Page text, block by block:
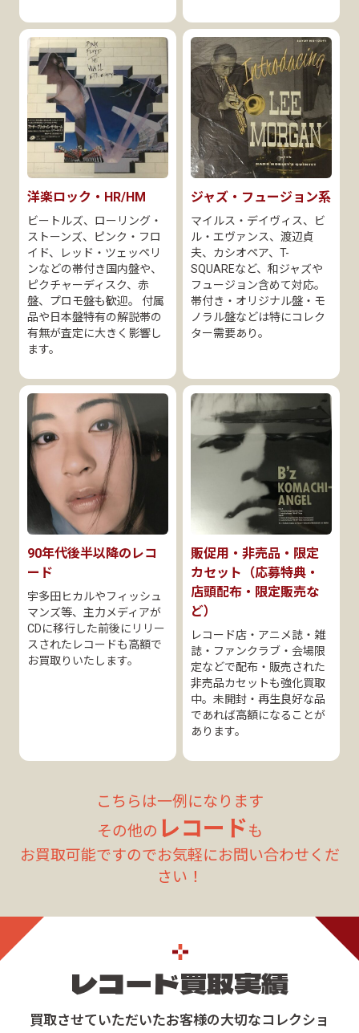
洋楽ロック・HR/HM
ビートルズ、ローリング・
ストーンズ、ピンク・フロ
イド、レッド・ツェッペリ
ンなどの帯付き国内盤や、
ピクチャーディスク、赤
盤、プロモ盤も歓迎。 付属
品や日本盤特有の解説帯の
有無が査定に大きく影響し
ます。
ジャズ・フュージョン系
マイルス・デイヴィス、ビ
ル・エヴァンス、渡辺貞
夫、カシオペア、T-
SQUAREなど、和ジャズや
フュージョン含めて対応。
帯付き・オリジナル盤・モ
ノラル盤などは特にコレク
ター需要あり。
90年代後半以降のレコ
ード
宇多田ヒカルやフィッシュ
マンズ等、主力メディアが
CDに移行した前後にリリー
スされたレコードも高額で
お買取りいたします。
販促用・非売品・限定
カセット（応募特典・
店頭配布・限定販売な
ど）
レコード店・アニメ誌・雑
誌・ファンクラブ・会場限
定などで配布・販売された
非売品カセットも強化買取
中。未開封・再生良好な品
であれば高額になることが
あります。
こちらは一例になります
その他の レコードも
お買取可能ですのでお気軽にお問い合わせくだ
さい！
レコード買取実績
買取させていただいたお客様の大切なコレクショ